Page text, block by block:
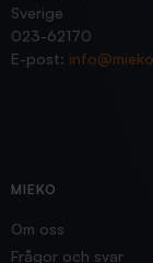
Sverige
023-62170
E-post:
MIEKO
Om oss
Frågor och svar